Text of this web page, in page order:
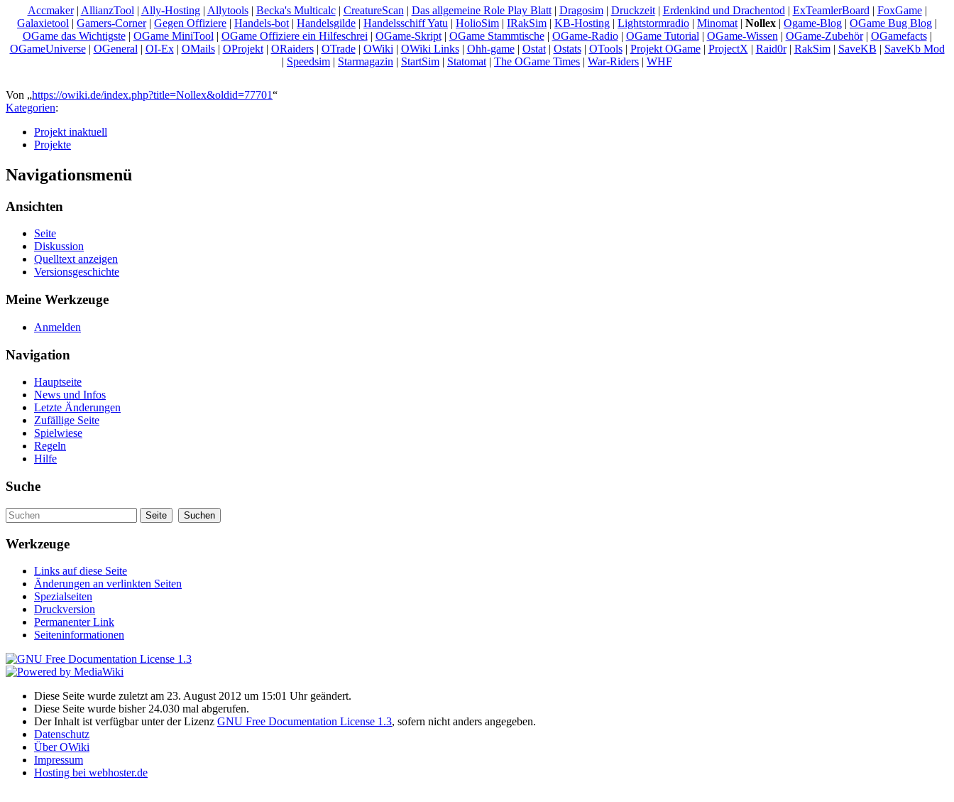
Accmaker| AllianzTool | Ally-Hosting| Allytools| Becka's Multicalc| CreatureScan | Das allgemeine Role Play Blatt| Dragosim| Druckzeit| Erdenkind und Drachentod | ExTeamlerBoard | FoxGame|
Galaxietool | Gamers-Corner| Gegen Offiziere | Handels-bot | Handelsgilde | Handelsschiff Yatu | HolioSim | IRakSim | KB-Hosting | Lightstormradio | Minomat | Nollex | Ogame-Blog | OGame Bug Blog |
OGame das Wichtigste| OGame MiniTool | OGame Offiziere ein Hilfeschrei | OGame-Skript| OGame Stammtische| OGame-Radio| OGame Tutorial | OGame-Wissen | OGame-Zubehör| OGamefacts|
OGameUniverse| OGeneral | OI-Ex| OMails| OProjekt| ORaiders| OTrade| OWiki | OWiki Links| Ohh-game| Ostat| Ostats| OTools| Projekt OGame| ProjectX | Raid0r| RakSim| SaveKB | SaveKb Mod
| Speedsim | Starmagazin | StartSim | Statomat | The OGame Times | War-Riders | WHF
Von „https://owiki.de/index.php?title=Nollex&oldid=77701“
Kategorien:
Projekt inaktuell
Projekte
Navigationsmenü
Ansichten
Seite
Diskussion
Quelltext anzeigen
Versionsgeschichte
Meine Werkzeuge
Anmelden
Navigation
Hauptseite
News und Infos
Letzte Änderungen
Zufällige Seite
Spielwiese
Regeln
Hilfe
Suche
Werkzeuge
Links auf diese Seite
Änderungen an verlinkten Seiten
Spezialseiten
Druckversion
Permanenter Link
Seiteninformationen
Diese Seite wurde zuletzt am 23. August 2012 um 15:01 Uhr geändert.
Diese Seite wurde bisher 24.030 mal abgerufen.
Der Inhalt ist verfügbar unter der Lizenz GNU Free Documentation License 1.3, sofern nicht anders angegeben.
Datenschutz
Über OWiki
Impressum
Hosting bei webhoster.de